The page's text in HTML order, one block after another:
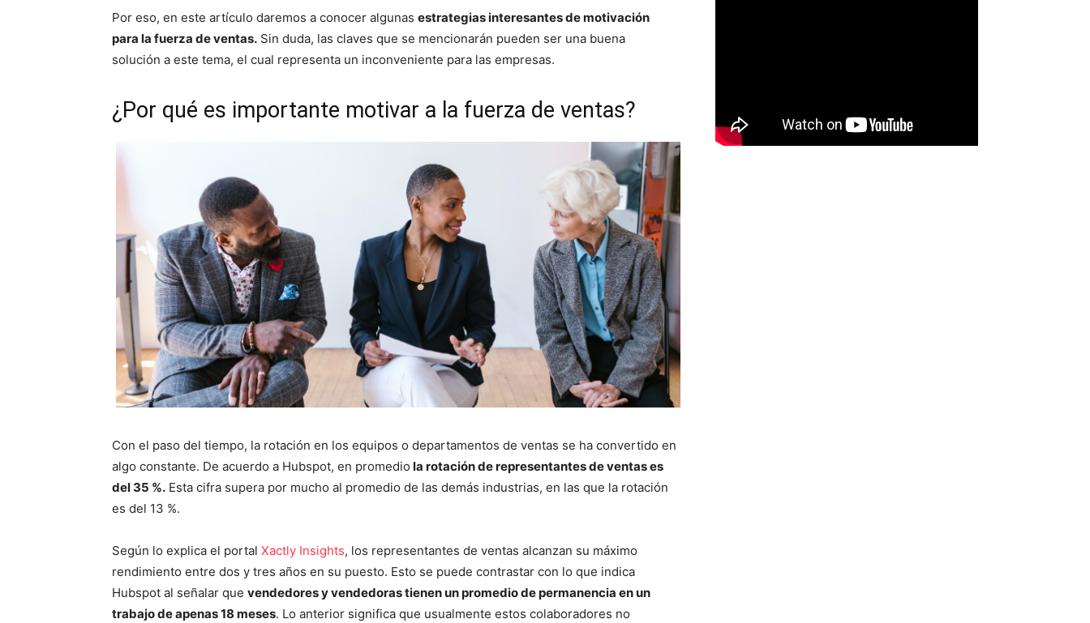
Por eso, en este artículo daremos a conocer algunas estrategias interesantes de motivación
para la fuerza de ventas. Sin duda, las claves que se mencionarán pueden ser una buena
solución a este tema, el cual representa un inconveniente para las empresas.
¿Por qué es importante motivar a la fuerza de ventas?
Con el paso del tiempo, la rotación en los equipos o departamentos de ventas se ha convertido en
algo constante. De acuerdo a Hubspot, en promedio la rotación de representantes de ventas es
del 35 %. Esta cifra supera por mucho al promedio de las demás industrias, en las que la rotación
es del 13 %.
Según lo explica el portal Xactly Insights, los representantes de ventas alcanzan su máximo
rendimiento entre dos y tres años en su puesto. Esto se puede contrastar con lo que indica
Hubspot al señalar que vendedores y vendedoras tienen un promedio de permanencia en un
trabajo de apenas 18 meses. Lo anterior significa que usualmente estos colaboradores no